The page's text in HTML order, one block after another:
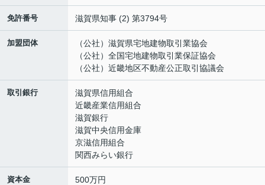
免許番号 滋賀県知事 (2) 第3794号
加盟団体
（公社）滋賀県宅地建物取引業協会
（公社）全国宅地建物取引業保証協会
（公社）近畿地区不動産公正取引協議会
取引銀行
滋賀県信用組合
近畿産業信用組合
滋賀銀行
滋賀中央信用金庫
京滋信用組合
関西みらい銀行
資本金 500万円